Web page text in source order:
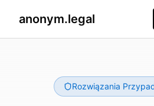
anonym.legal
Rozwiązania